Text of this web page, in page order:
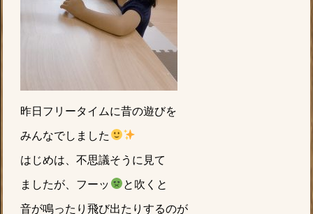
昨日フリータイムに昔の遊びを
みんなでしました
はじめは、不思議そうに見て
ましたが、フーッ と吹くと
音が鳴ったり飛び出たりするのが